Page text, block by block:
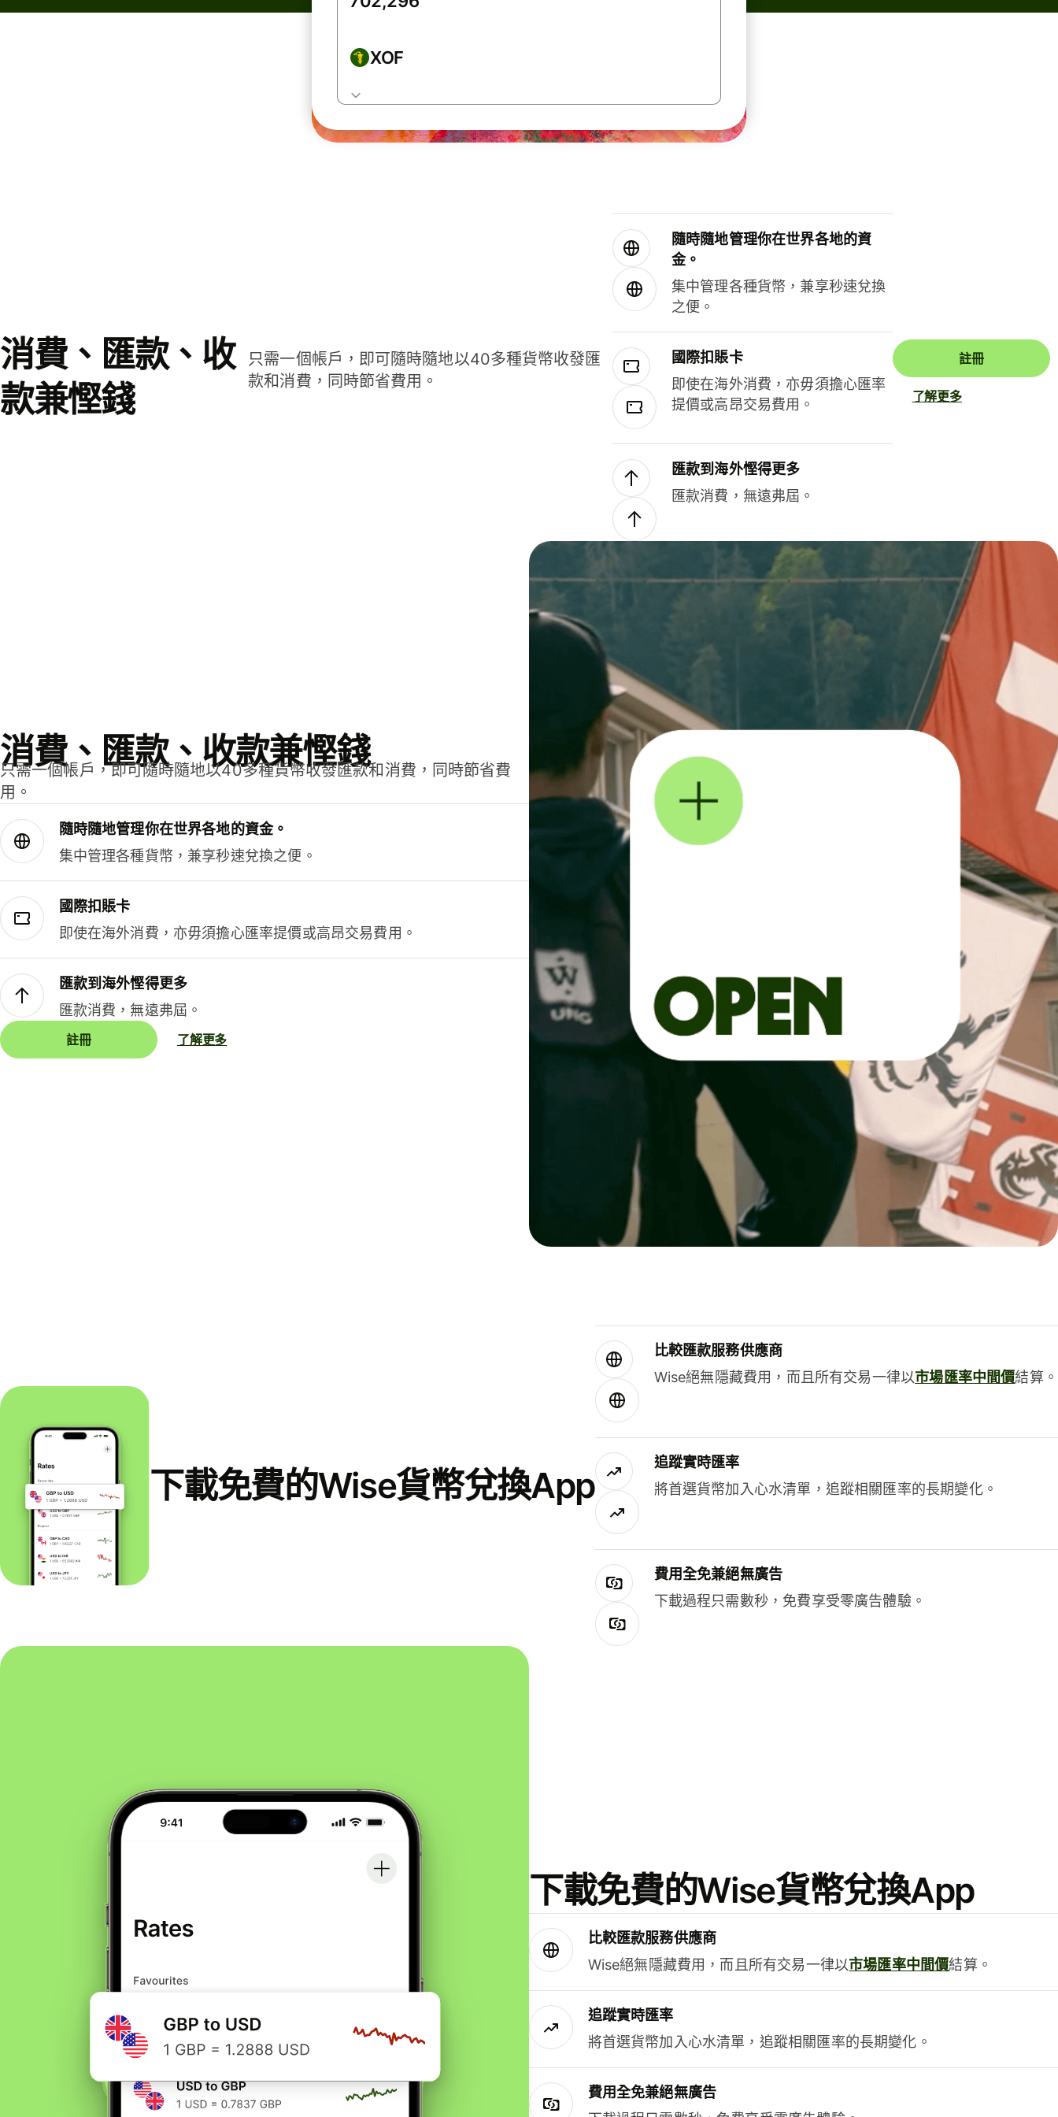
XOF
消費、匯款、收
款兼慳錢
只需一個帳戶，即可隨時隨地以40多種貨幣收發匯
款和消費，同時節省費用。
隨時隨地管理你在世界各地的資
金。
集中管理各種貨幣，兼享秒速兌換
之便。
國際扣賬卡
即使在海外消費，亦毋須擔心匯率
提價或高昂交易費用。
匯款到海外慳得更多
匯款消費，無遠弗屆。
註冊
了解更多
消費、匯款、收款兼慳錢
只需一個帳戶，即可隨時隨地以40多種貨幣收發匯款和消費，同時節省費
用。
隨時隨地管理你在世界各地的資金。
集中管理各種貨幣，兼享秒速兌換之便。
國際扣賬卡
即使在海外消費，亦毋須擔心匯率提價或高昂交易費用。
匯款到海外慳得更多
匯款消費，無遠弗屆。
註冊 了解更多
下載免費的Wise貨幣兌換App
比較匯款服務供應商
Wise絕無隱藏費用，而且所有交易一律以市場匯率中間價結算。
追蹤實時匯率
將首選貨幣加入心水清單，追蹤相關匯率的長期變化。
費用全免兼絕無廣告
下載過程只需數秒，免費享受零廣告體驗。
下載免費的Wise貨幣兌換App
比較匯款服務供應商
Wise絕無隱藏費用，而且所有交易一律以市場匯率中間價結算。
追蹤實時匯率
將首選貨幣加入心水清單，追蹤相關匯率的長期變化。
費用全免兼絕無廣告